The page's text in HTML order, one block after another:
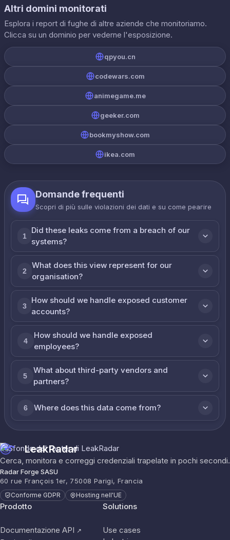
Altri domini monitorati
Esplora i report di fughe di altre aziende che monitoriamo.
Clicca su un dominio per vederne l'esposizione.
qpyou.cn
codewars.com
animegame.me
geeker.com
bookmyshow.com
ikea.com
Domande frequenti
Scopri di più sulle violazioni dei dati e su come реагire
1
Did these leaks come from a breach of our
systems?
2
What does this view represent for our
organisation?
3
How should we handle exposed customer
accounts?
4
How should we handle exposed
employees?
5
What about third-party vendors and
partners?
6 Where does this data come from?
LeakRadar
Cerca, monitora e correggi credenziali trapelate in pochi secondi.
Radar Forge SASU
60 rue François 1er, 75008 Parigi, Francia
Conforme GDPR Hosting nell'UE
Prodotto
Documentazione API ↗
Solutions
Use cases